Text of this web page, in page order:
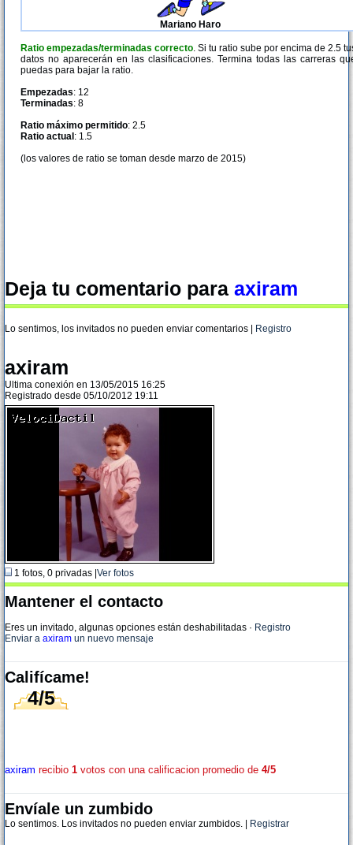
Mariano Haro
Ratio empezadas/terminadas correcto. Si tu ratio sube por encima de 2.5
datos no aparecerán en las clasificaciones. Termina todas las carreras
puedas para bajar la ratio.
Empezadas: 12
Terminadas: 8
Ratio máximo permitido: 2.5
Ratio actual : 1.5
(los valores de ratio se toman desde marzo de 2015)
Deja tu comentario para axiram
Lo sentimos, los invitados no pueden enviar comentarios | Registro
axiram
Ultima conexión en 13/05/2015 16:25
Registrado desde 05/10/2012 19:11
1 fotos, 0 privadas | Ver fotos
Mantener el contacto
Eres un invitado, algunas opciones están deshabilitadas · Registro
Enviar a axiram un nuevo mensaje
Califícame!
4/5
axiram recibio 1 votos con una calificacion promedio de 4/5
Envíale un zumbido
Lo sentimos. Los invitados no pueden enviar zumbidos. | Registrar